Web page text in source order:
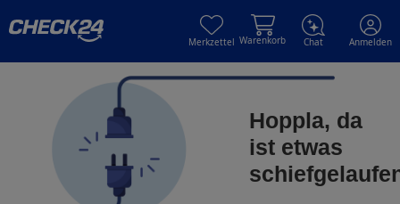
Merkzettel Warenkorb Chat Anmelden
Hoppla, da
ist etwas